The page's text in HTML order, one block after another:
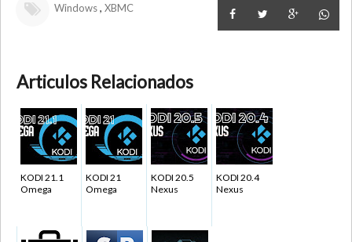
Windows, XBMC
Articulos Relacionados
KODI 21.1
Omega
KODI 21
Omega
KODI 20.5
Nexus
KODI 20.4
Nexus